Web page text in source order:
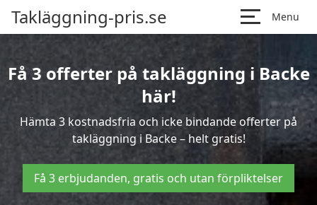
Takläggning-pris.se Menu
Få 3 offerter på takläggning i Backe
här!
Hämta 3 kostnadsfria och icke bindande offerter på
takläggning i Backe – helt gratis!
Få 3 erbjudanden, gratis och utan förpliktelser